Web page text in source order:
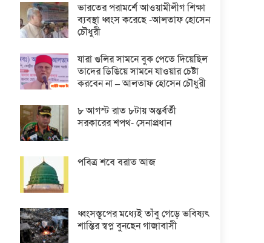
ভারতের পরামর্শে আওয়ামীলীগ শিক্ষা
ব্যবস্থা ধ্বংস করেছে -আলতাফ হোসেন
চৌধুরী
যারা গুলির সামনে বুক পেতে দিয়েছিল
তাদের ডিঙিয়ে সামনে যাওয়ার চেষ্টা
করবেন না – আলতাফ হোসেন চৌধুরী
৮ আগস্ট রাত ৮টায় অন্তর্বর্তী
সরকারের শপথ- সেনাপ্রধান
পবিত্র শবে বরাত আজ
ধ্বংসস্তূপের মধ্যেই তাঁবু গেড়ে ভবিষ্যৎ
শান্তির স্বপ্ন বুনছেন গাজাবাসী